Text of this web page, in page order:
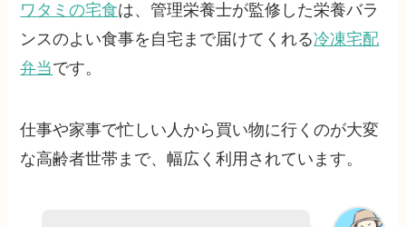
ワタミの宅食は、管理栄養士が監修した栄養バラ
ンスのよい食事を自宅まで届けてくれる冷凍宅配
弁当です。
仕事や家事で忙しい人から買い物に行くのが大変
な高齢者世帯まで、幅広く利用されています。